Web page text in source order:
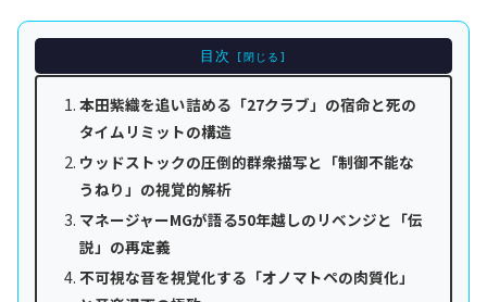
目次
本田紫織を追い詰める「27クラブ」の宿命と死の
タイムリミットの構造
ウッドストックの圧倒的群衆描写と「制御不能な
うねり」の視覚的解析
マネージャーMGが語る50年越しのリベンジと「伝
説」の再定義
不可視な音を視覚化する「オノマトペの肉質化」